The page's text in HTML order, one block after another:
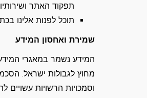
תפקוד האתר
תוכל לפנות אלינו
שמירת ואחסון המידע
המידע נשמר במאגרי
מחוץ לגבולות ישראל.
וסמכויות הרשויות עשויים